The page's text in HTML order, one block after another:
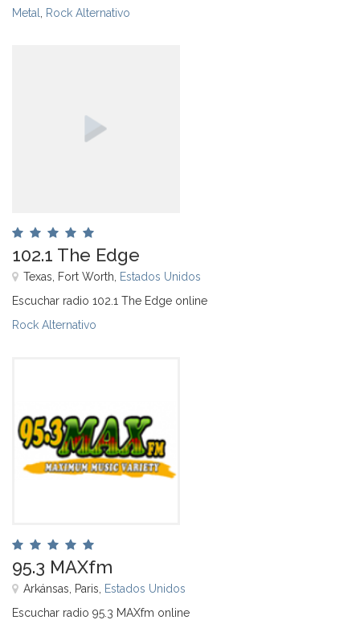
Metal Rock Alternativo
102.1 The Edge
Texas, Fort Worth, Estados Unidos
Escuchar radio 102.1 The Edge online
Rock Alternativo
95.3 MAXfm
Arkánsas, Paris, Estados Unidos
Escuchar radio 95.3 MAXfm online